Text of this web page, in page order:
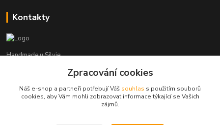
Kontakty
Handmade u Silvie
+420 737 983 314
handmade.usilvie@email.cz
Zpracování cookies
Náš e-shop a partneři potřebují Váš souhlas s použitím souborů
cookies, aby Vám mohli zobrazovat informace týkající se Vašich
zájmů.